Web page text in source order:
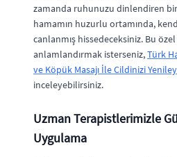
zamanda ruhunuzu dinlendiren
hamamın huzurlu ortamında,
canlanmış hissedeceksiniz. Bu özel
anlamlandırmak isterseniz,Türk
ve Köpük Masajı İle Cildinizi
inceleyebilirsiniz.
Uzman Terapistlerimizle
Uygulama